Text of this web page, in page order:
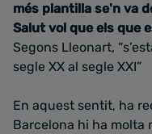
més plantilla se'n va
Salut vol que els que
Segons Lleonart,
segle XX al segle XXI”
En aquest sentit, ha
Barcelona hi ha molta